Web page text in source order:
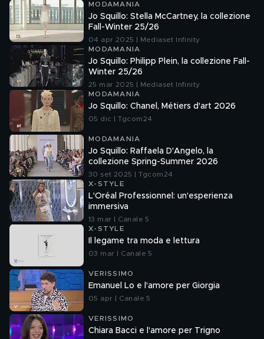
MODAMANIA
Jo Squillo: Stella McCartney, la collezione
Fall-Winter 25/26
04 apr 2025 | Mediaset Infinity
MODAMANIA
Jo Squillo: Philipp Plein, la collezione Fall-
Winter 25/26
25 mar 2025 | Mediaset Infinity
MODAMANIA
Jo Squillo: Chanel, Métiers d'art 2026
05 dic | Tgcom24
MODAMANIA
Jo Squillo: Raffaela D'Angelo, la
collezione Spring-Summer 2026
30 set 2025 | Tgcom24
X-STYLE
L'Oréal Professionnel: un'esperienza
immersiva
13 mar | Canale 5
X-STYLE
Il legame tra moda e lettura
03 mar | Canale 5
VERISSIMO
Emanuel Lo e l'amore per Giorgia
05 apr | Canale 5
VERISSIMO
Chiara Bacci e l'amore per Trigno